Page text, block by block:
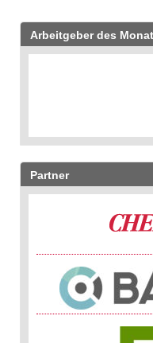
Arbeitgeber des
Partner